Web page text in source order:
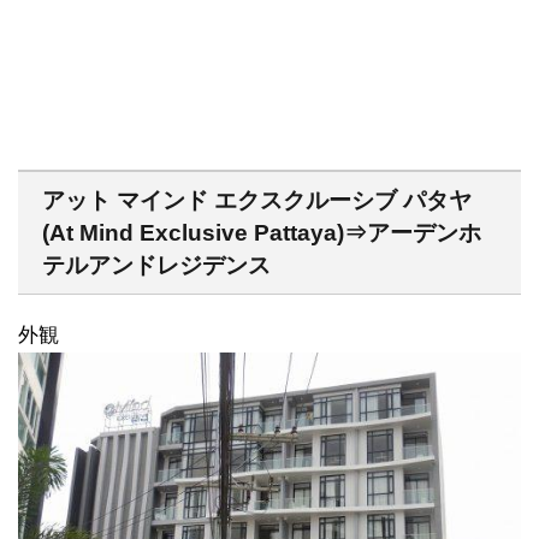
アット マインド エクスクルーシブ パタヤ
(At Mind Exclusive Pattaya)⇒アーデンホ
テルアンドレジデンス
外観